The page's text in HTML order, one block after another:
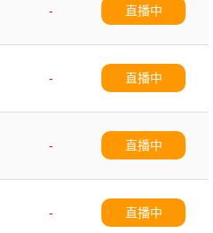
-
直播中
-
直播中
-
直播中
-
直播中